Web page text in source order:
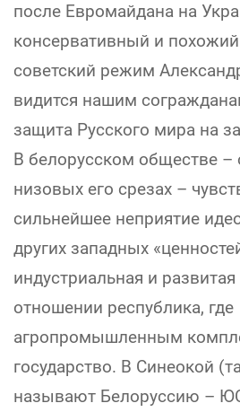
после Евромайдана на
консервативный и
советский режим
видится нашим
защита Русского мира на
В белорусском обществе –
низовых его срезах –
сильнейшее неприятие
других западных
индустриальная и
отношении республика, где
агропромышленным
государство. В Синеокой
называют Белоруссию –